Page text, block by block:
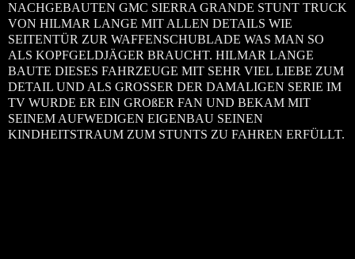
NACHGEBAUTEN GMC SIERRA GRANDE STUNT TRUCK
VON HILMAR LANGE MIT ALLEN DETAILS WIE
SEITENTÜR ZUR WAFFENSCHUBLADE WAS MAN SO
ALS KOPFGELDJÄGER BRAUCHT. HILMAR LANGE
BAUTE DIESES FAHRZEUGE MIT SEHR VIEL LIEBE ZUM
DETAIL UND ALS GROSSER DER DAMALIGEN SERIE IM
TV WURDE ER EIN GROßER FAN UND BEKAM MIT
SEINEM AUFWEDIGEN EIGENBAU SEINEN
KINDHEITSTRAUM ZUM STUNTS ZU FAHREN ERFÜLLT.